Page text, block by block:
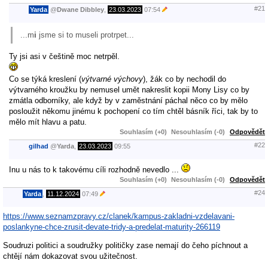
Yarda @Dwane Dibbley 23.03.2023 07:54 #21
...mi jsme si to museli protrpet...
Ty jsi asi v češtině moc netrpěl.
Co se týká kreslení (výtvarné výchovy), žák co by nechodil do
výtvarného kroužku by nemusel umět nakreslit kopii Mony Lisy co by
zmátla odborníky, ale když by v zaměstnání páchal něco co by mělo
posloužit někomu jinému k pochopení co tím chtěl básník říci, tak by to
mělo mít hlavu a patu.
Souhlasím (+0) Nesouhlasím (-0) Odpovědět
gilhad @Yarda 23.03.2023 09:55 #22
Inu u nás to k takovému cíli rozhodně nevedlo ...
Souhlasím (+0) Nesouhlasím (-0) Odpovědět
Yarda 11.12.2024 07:49 #24
https://www.seznamzpravy.cz/clanek/kampus-zakladni-vzdelavani-
poslankyne-chce-zrusit-devate-tridy-a-predelat-maturity-266119
Soudruzi politici a soudružky političky zase nemají do čeho píchnout a
chtějí nám dokazovat svou užitečnost.